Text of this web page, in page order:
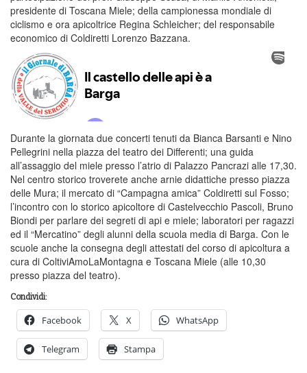
presidente di Toscana Miele; della campionessa mondiale di
ciclismo e ora apicoltrice Regina Schleicher; del responsabile
economico di Coldiretti Lorenzo Bazzana.
Durante la giornata due concerti tenuti da Bianca Barsanti e Nino
Pellegrini nella piazza del teatro dei Differenti; una guida
all’assaggio del miele presso l’atrio di Palazzo Pancrazi alle 17,30.
Nel centro storico troverete anche arnie didattiche presso piazza
delle Mura; il mercato di “Campagna amica” Coldiretti sul Fosso;
l’incontro con lo storico apicoltore di Castelvecchio Pascoli, Bruno
Biondi per parlare dei segreti di api e miele; laboratori per ragazzi
ed il “Mercatino” degli alunni della scuola media di Barga. Con le
scuole anche la consegna degli attestati del corso di apicoltura a
cura di ColtiviAmoLaMontagna e Toscana Miele (alle 10,30
presso piazza del teatro).
Condividi:
Facebook X WhatsApp
Telegram Stampa